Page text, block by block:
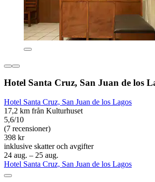
Hotel Santa Cruz, San Juan de los
Hotel Santa Cruz, San Juan de los Lagos
17,2 km från Kulturhuset
5,6/10
(7 recensioner)
398 kr
inklusive skatter och avgifter
24 aug. – 25 aug.
Hotel Santa Cruz, San Juan de los Lagos